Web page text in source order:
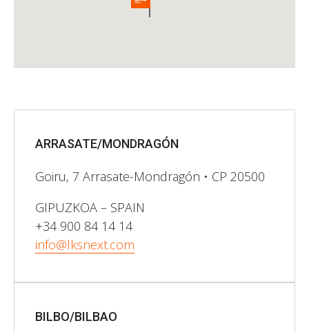
ARRASATE/MONDRAGÓN
Goiru, 7 Arrasate-Mondragón • CP 20500
GIPUZKOA – SPAIN
+34 900 84 14 14
info@lksnext.com
BILBO/BILBAO